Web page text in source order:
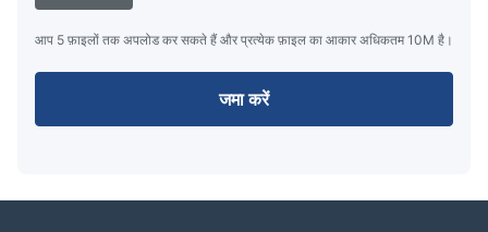
आप 5 फ़ाइलों तक अपलोड कर सकते हैं और प्रत्येक फ़ाइल का आकार अधिकतम 10M है।
जमा करें